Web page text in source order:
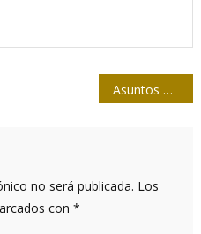
Asuntos externos
no será publicada. Los
con *